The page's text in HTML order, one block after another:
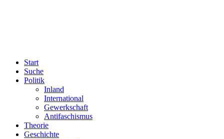
Start
Suche
Politik
Inland
International
Gewerkschaft
Antifaschismus
Theorie
Geschichte